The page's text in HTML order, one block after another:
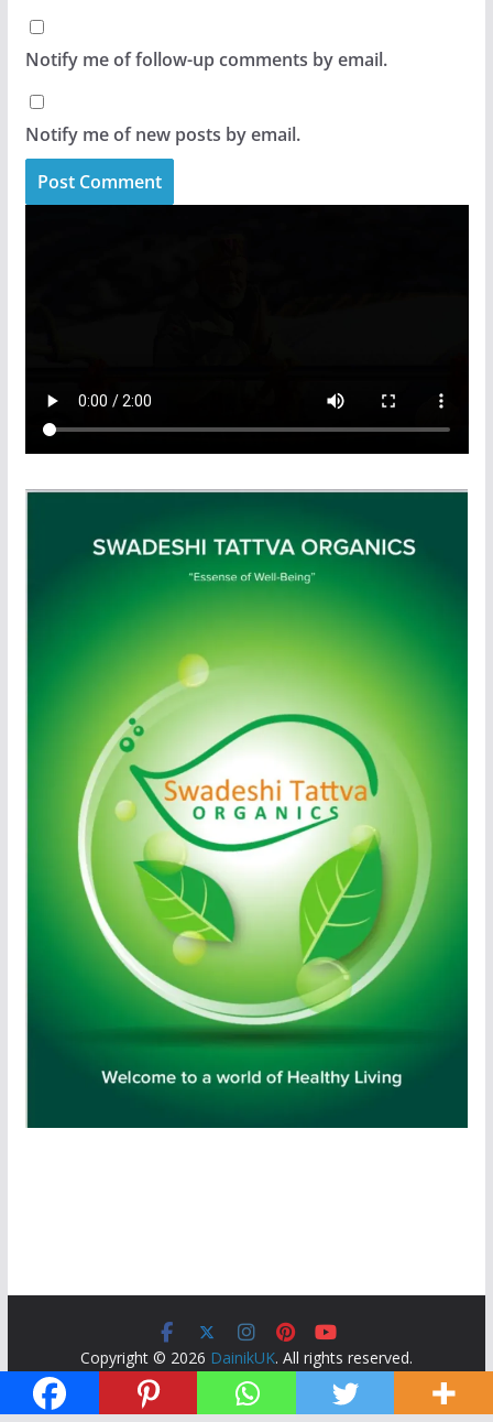
Notify me of follow-up comments by email.
Notify me of new posts by email.
Copyright © 2026 DainikUK. All rights reserved.
Theme:
ColorMag by ThemeGrill. Powered by WordPress.